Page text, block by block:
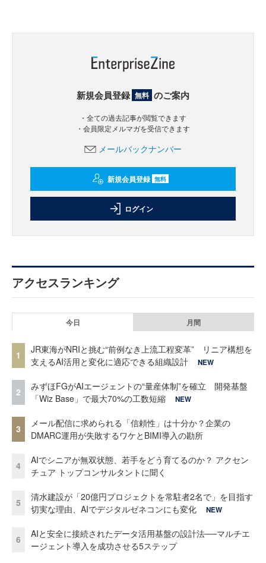
新規会員登録 無料 のご案内
・全ての過去記事が閲覧できます
・会員限定メルマガを受信できます
メールバックナンバー
新規会員登録 無料
ログイン
アクセスランキング
今日 月間
1
JR東海がNRIと挑む“前例なき上流工程変革” リニア構想を
支えるAI活用と変化に適応できる組織設計
NEW
2
みずほFGがAIエージェントの“量産体制”を確立 開発基盤
「Wiz Base」で最大70%の工数短縮
NEW
3
メール配信に求められる「信頼性」は十分か？企業の
DMARC運用が失敗するワケとBIMI導入の勘所
4
AIでシニアが無双状態、若手をどう育てるのか？ アクセン
チュア トップコンサルタントに聞く
5
清水建設が「20億円プロジェクトを常駐者2名で」を目指す
切実な理由、AIでデジタルゼネコンにも変化
NEW
6
AIと安全に接続されたデータ活用基盤の設計法──マルチエ
ージェント導入を成功させる5ステップ